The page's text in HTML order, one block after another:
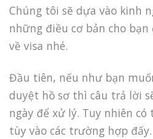
Chúng tôi sẽ dựa vào kinh
những điều cơ bản cho bạn
về visa nhé.
Đầu tiên, nếu như bạn
duyệt hồ sơ thì câu trả lời
ngày để xử lý. Tuy nhiên
tùy vào các trường hợp đấy.